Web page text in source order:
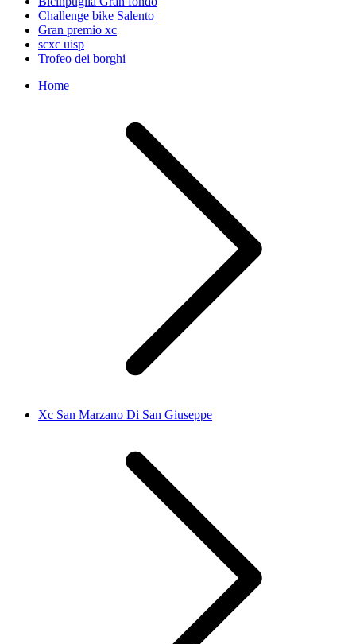
Challenge bike Salento
Gran premio xc
scxc uisp
Trofeo dei borghi
Home
Xc San Marzano Di San Giuseppe